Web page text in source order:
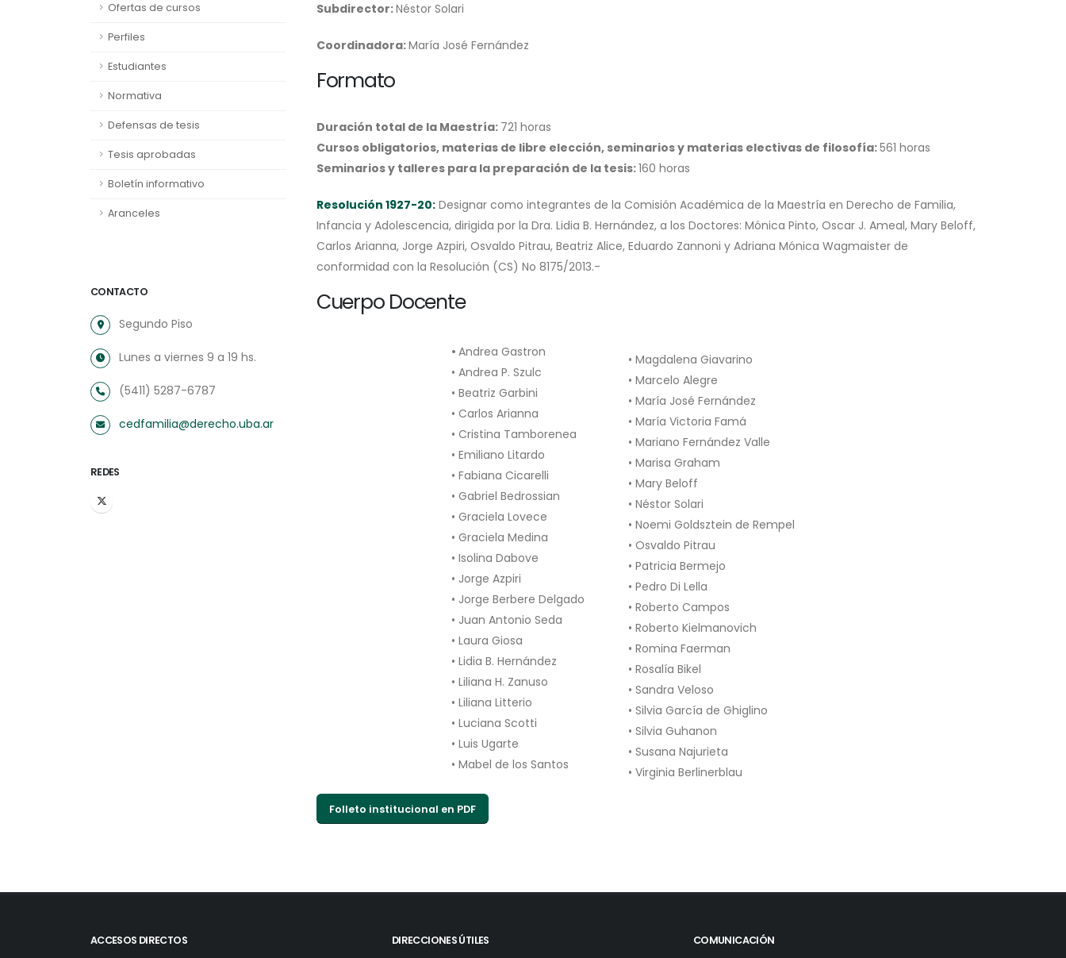
Ofertas de cursos
Perfiles
Estudiantes
Normativa
Defensas de tesis
Tesis aprobadas
Boletín informativo
Aranceles
CONTACTO
Segundo Piso
Lunes a viernes 9 a 19 hs.
(5411) 5287-6787
cedfamilia@derecho.uba.ar
REDES
Subdirector:Néstor Solari
Coordinadora:María José Fernández
Formato
Duración total de la Maestría: 721 horas
Cursos obligatorios, materias de libre elección, seminarios y materias electivas de filosofía:561 horas
Seminarios y talleres para la preparación de la tesis:160 horas
Resolución 1927-20: Designar como integrantes de la Comisión Académica de la Maestría en Derecho de Familia,
Infancia y Adolescencia, dirigida por la Dra. Lidia B. Hernández, a los Doctores: Mónica Pinto, Oscar J. Ameal, Mary Beloff,
Carlos Arianna, Jorge Azpiri, Osvaldo Pitrau, Beatriz Alice, Eduardo Zannoni y Adriana Mónica Wagmaister de
conformidad con la Resolución (CS) No 8175/2013.-
Cuerpo Docente
• Andrea Gastron
• Andrea P. Szulc
• Beatriz Garbini
• Carlos Arianna
• Cristina Tamborenea
• Emiliano Litardo
• Fabiana Cicarelli
• Gabriel Bedrossian
• Graciela Lovece
• Graciela Medina
• Isolina Dabove
• Jorge Azpiri
• Jorge Berbere Delgado
• Juan Antonio Seda
• Laura Giosa
• Lidia B. Hernández
• Liliana H. Zanuso
• Liliana Litterio
• Luciana Scotti
• Luis Ugarte
• Mabel de los Santos
• Magdalena Giavarino
• Marcelo Alegre
• María José Fernández
• María Victoria Famá
• Mariano Fernández Valle
• Marisa Graham
• Mary Beloff
• Néstor Solari
• Noemi Goldsztein de Rempel
• Osvaldo Pitrau
• Patricia Bermejo
• Pedro Di Lella
• Roberto Campos
• Roberto Kielmanovich
• Romina Faerman
• Rosalía Bikel
• Sandra Veloso
• Silvia García de Ghiglino
• Silvia Guhanon
• Susana Najurieta
• Virginia Berlinerblau
Folleto institucional en PDF
ACCESOS DIRECTOS DIRECCIONES ÚTILES COMUNICACIÓN